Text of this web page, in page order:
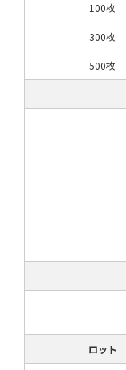
100枚
300枚
500枚
ロット